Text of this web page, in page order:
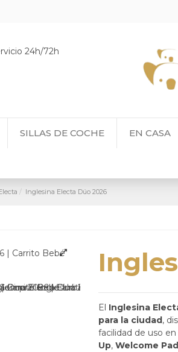
24h/72h
SILLAS DE COCHE EN CASA
Inglesina Electa Dúo 2026
El Inglesina
para la ciudad,
facilidad de uso
Up, Welcome